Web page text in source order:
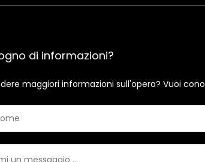
di informazioni?
maggiori informazioni sull'opera? Vuoi